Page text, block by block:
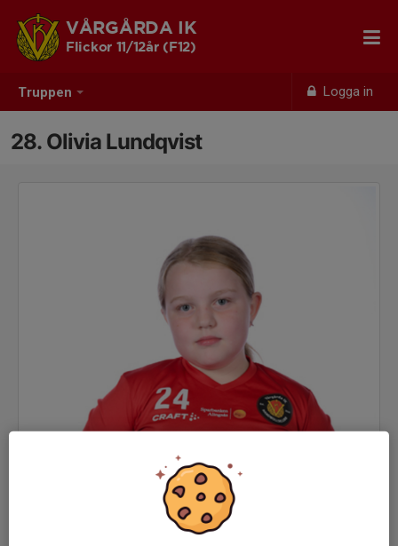
Truppen Logga in
VÅRGÅRDA IK
Flickor 11/12år (F12)
28. Olivia Lundqvist